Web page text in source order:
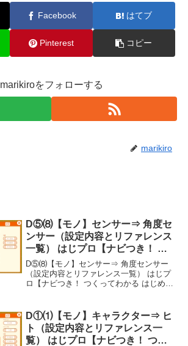
Facebook はてブ
Pinterest コピー
marikiroをフォローする
marikiro
D⑤⑻【モノ】センサー⇒ 角度セ
ンサー（設定内容とリファレンス
一覧） はじプロ【ナビつき！ つ
くってわかる はじめてゲームプ
ログラミング】
D⑤⑻【モノ】センサー⇒ 角度センサー
（設定内容とリファレンス一覧） はじプ
ロ【ナビつき！ つくってわかる はじめて
D①⑴【モノ】キャラクター⇒ ヒ
ト（設定内容とリファレンス一
覧） はじプロ【ナビつき！ つく